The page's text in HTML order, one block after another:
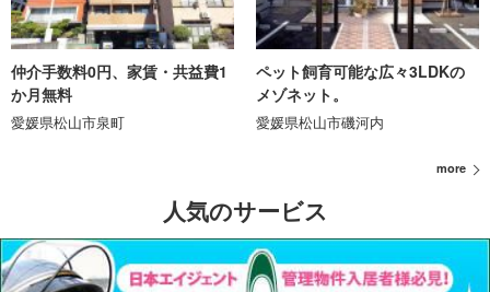
仲介手数料0円、家賃・共益費1
か月無料
愛媛県松山市泉町
ペット飼育可能な広々3LDKの
メゾネット。
愛媛県松山市磯河内
more
人気のサービス